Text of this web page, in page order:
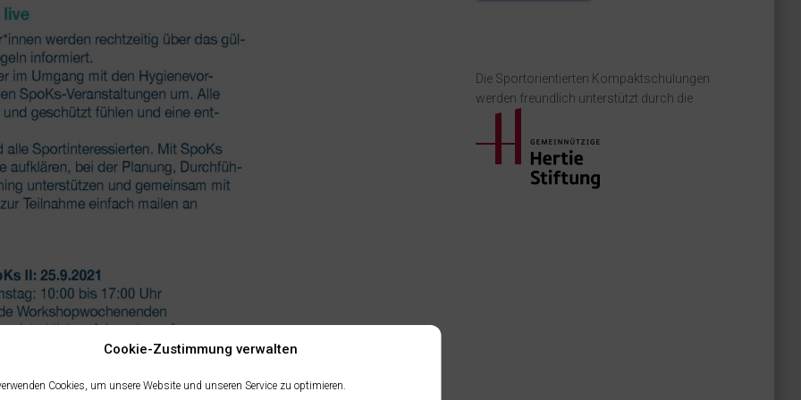
Cookie-Zustimmung verwalten
Cookies, um unsere Website und unseren Service zu optimieren.
Die Sportorientierten Kompaktschulungen
werden freundlich unterstützt durch die